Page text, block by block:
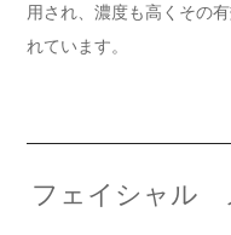
用され、濃度も高くその
れています。
フェイシャル